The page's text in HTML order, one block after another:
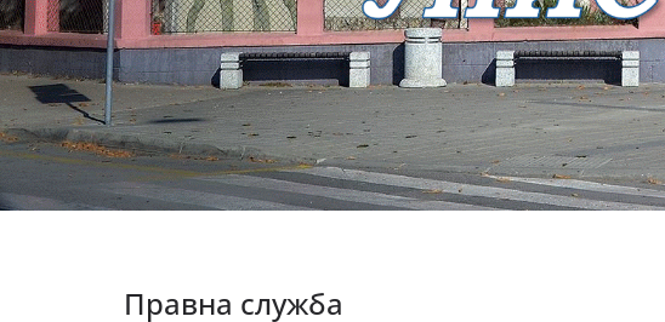
Правна служба